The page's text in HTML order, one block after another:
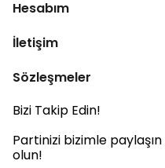
Hesabım
İletişim
Sözleşmeler
Bizi Takip Edin!
Partinizi bizimle
olun!